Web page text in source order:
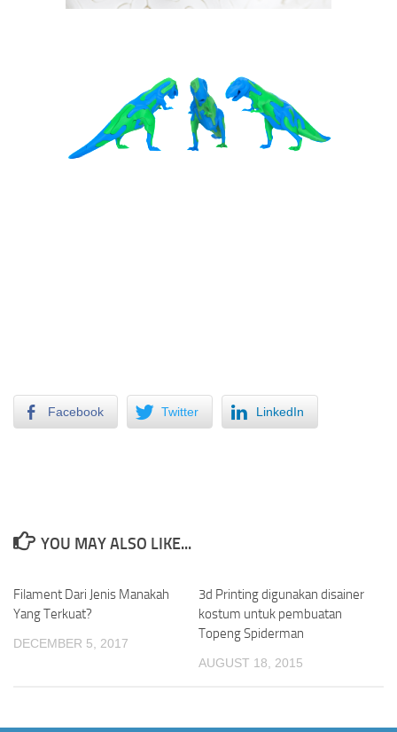
Facebook Twitter LinkedIn
YOU MAY ALSO LIKE...
Filament Dari Jenis Manakah
Yang Terkuat?
DECEMBER 5, 2017
3d Printing digunakan disainer
kostum untuk pembuatan
Topeng Spiderman
AUGUST 18, 2015